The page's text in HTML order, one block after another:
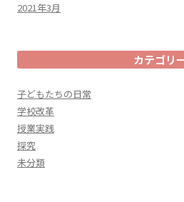
2021年3月
カテゴリ
子どもたちの日常
学校改革
授業実践
探究
未分類